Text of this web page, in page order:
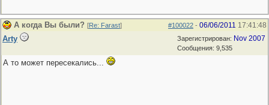
#100022 - 06/06/2011 17:41:48
А когда Вы были? [Re: Farast]
Зарегистрирован: Nov 2007
Сообщения: 9,535
Arty
А то может пересекались...